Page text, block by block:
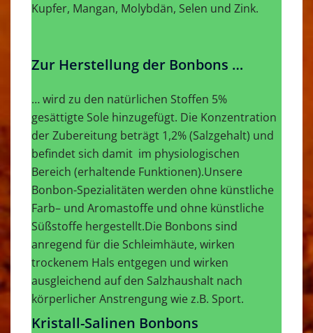
Kupfer, Mangan, Molybdän, Selen und Zink.
Zur Herstellung der Bonbons …
… wird zu den natürlichen Stoffen 5%
gesättigte Sole hinzugefügt. Die Konzentration
der Zubereitung beträgt 1,2% (Salzgehalt) und
befindet sich damit im physiologischen
Bereich (erhaltende Funktionen).Unsere
Bonbon-Spezialitäten werden ohne künstliche
Farb– und Aromastoffe und ohne künstliche
Süßstoffe hergestellt.Die Bonbons sind
anregend für die Schleimhäute, wirken
trockenem Hals entgegen und wirken
ausgleichend auf den Salzhaushalt nach
körperlicher Anstrengung wie z.B. Sport.
Kristall-Salinen Bonbons